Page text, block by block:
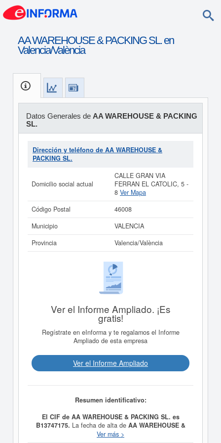
AA WAREHOUSE & PACKING SL. en
Valencia/València
Datos Generales de AA WAREHOUSE & PACKING
SL.
Dirección y teléfono de AA WAREHOUSE &
PACKING SL.
Domicilio social actual
CALLE GRAN VIA
FERRAN EL CATOLIC, 5 -
8 Ver Mapa
Código Postal
46008
Municipio
VALENCIA
Provincia
Valencia/València
Ver el Informe Ampliado. ¡Es
gratis!
Regístrate en eInforma y te regalamos el Informe
Ampliado de esta empresa
Ver el Informe Ampliado
Resumen identificativo:
El CIF de AA WAREHOUSE & PACKING SL. es
B13747175. La fecha de alta de AA WAREHOUSE &
fue el día 08/05/2023, constituyendo su
Ver más >